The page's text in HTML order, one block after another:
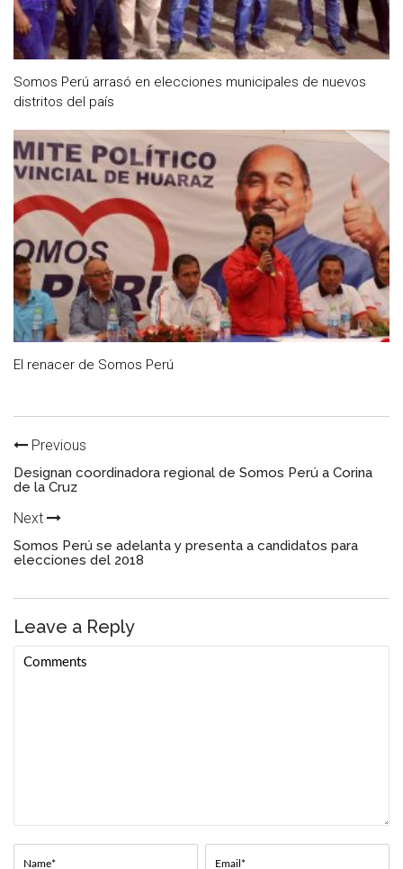
Somos Perú arrasó en elecciones municipales de nuevos
distritos del país
El renacer de Somos Perú
Previous
Designan coordinadora regional de Somos Perú a Corina
de la Cruz
Next
Somos Perú se adelanta y presenta a candidatos para
elecciones del 2018
Leave a Reply